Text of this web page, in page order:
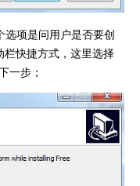
项是问用户是否要创
快捷方式，这里选择
一步；